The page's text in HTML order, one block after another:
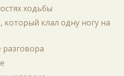
ходьбы
который клал одну ногу на
разговора